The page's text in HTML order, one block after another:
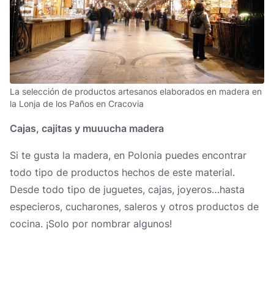
La selección de productos artesanos elaborados en madera en
la Lonja de los Paños en Cracovia
Cajas, cajitas y muuucha madera
Si te gusta la madera, en Polonia puedes encontrar
todo tipo de productos hechos de este material.
Desde todo tipo de juguetes, cajas, joyeros…hasta
especieros, cucharones, saleros y otros productos de
cocina. ¡Solo por nombrar algunos!